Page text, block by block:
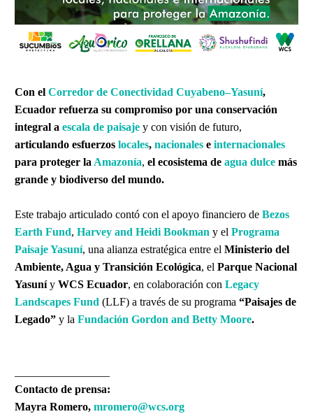
Con el Corredor de Conectividad Cuyabeno–Yasuní,
Ecuador refuerza su compromiso por una conservación
integral a escala de paisaje y con visión de futuro,
articulando esfuerzos locales, nacionales e internacionales
para proteger la Amazonía, el ecosistema de agua dulce más
grande y biodiverso del mundo.
Este trabajo articulado contó con el apoyo financiero de Bezos
Earth Fund, Harvey and Heidi Bookman y el Programa
Paisaje Yasuní, una alianza estratégica entre el Ministerio del
Ambiente, Agua y Transición Ecológica, el Parque Nacional
Yasuníy WCS Ecuador, en colaboración con Legacy
Landscapes Fund (LLF) a través de su programa “Paisajes de
Legado” y la Fundación Gordon and Betty Moore.
Contacto de prensa:
Mayra Romero, mromero@wcs.org